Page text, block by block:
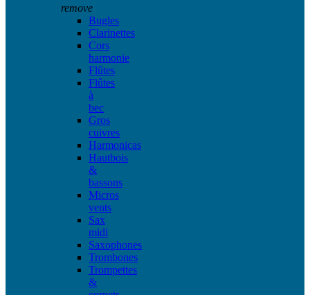
remove
Bugles
Clarinettes
Cors
harmonie
Flûtes
Flûtes
à
bec
Gros
cuivres
Harmonicas
Hautbois
&
bassons
Micros
vents
Sax
midi
Saxophones
Trombones
Trompettes
&